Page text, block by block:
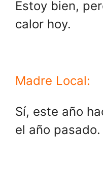
Estoy bien,
calor hoy.
Madre Local:
Sí, este año
el año pasado.